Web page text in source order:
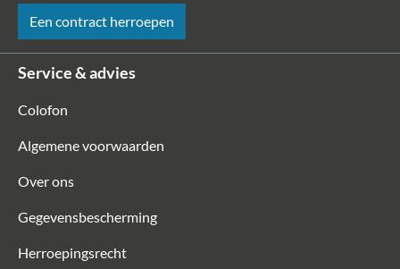
Een contract herroepen
Service & advies
Colofon
Algemene voorwaarden
Over ons
Gegevensbescherming
Herroepingsrecht